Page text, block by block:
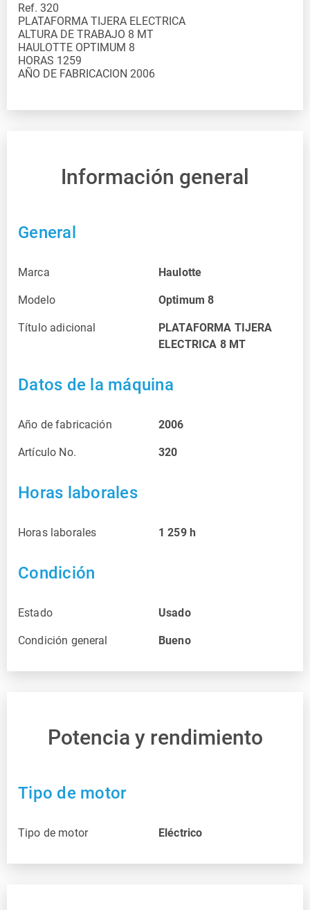
Ref. 320
PLATAFORMA TIJERA ELECTRICA
ALTURA DE TRABAJO 8 MT
HAULOTTE OPTIMUM 8
HORAS 1259
AÑO DE FABRICACION 2006
Información general
General
Marca Haulotte
Modelo Optimum 8
Título adicional
PLATAFORMA TIJERA
ELECTRICA 8 MT
Datos de la máquina
Año de fabricación 2006
Artículo No. 320
Horas laborales
Horas laborales 1 259 h
Condición
Estado Usado
Condición general Bueno
Potencia y rendimiento
Tipo de motor
Tipo de motor Eléctrico